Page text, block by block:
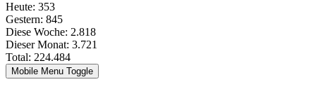
Heute: 353
Gestern: 845
Diese Woche: 2.818
Dieser Monat: 3.721
Total: 224.484
Mobile Menu Toggle